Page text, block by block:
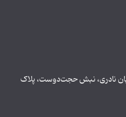
نادری، نبش حجت‌دوست، پلاک